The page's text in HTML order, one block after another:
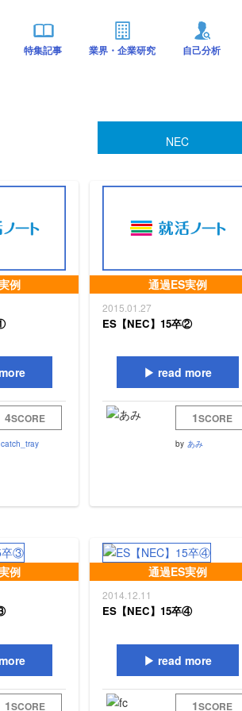
特集記事 業界・企業研究 自己分析
NEC
例
4SCORE
catch_tray
通過ES実例
2015.01.27
ES【NEC】15卒②
read more
1SCORE
by あみ
例
1SCORE
通過ES実例
2014.12.11
ES【NEC】15卒④
read more
1SCORE